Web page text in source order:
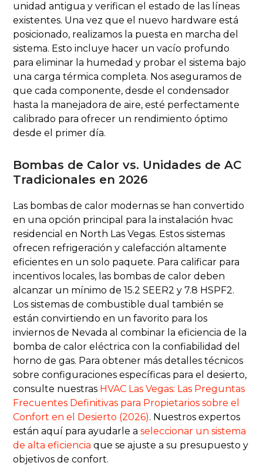
unidad antigua y verifican el estado de las líneas
existentes. Una vez que el nuevo hardware está
posicionado, realizamos la puesta en marcha del
sistema. Esto incluye hacer un vacío profundo
para eliminar la humedad y probar el sistema bajo
una carga térmica completa. Nos aseguramos de
que cada componente, desde el condensador
hasta la manejadora de aire, esté perfectamente
calibrado para ofrecer un rendimiento óptimo
desde el primer día.
Bombas de Calor vs. Unidades de AC
Tradicionales en 2026
Las bombas de calor modernas se han convertido
en una opción principal para la instalación hvac
residencial en North Las Vegas. Estos sistemas
ofrecen refrigeración y calefacción altamente
eficientes en un solo paquete. Para calificar para
incentivos locales, las bombas de calor deben
alcanzar un mínimo de 15.2 SEER2 y 7.8 HSPF2.
Los sistemas de combustible dual también se
están convirtiendo en un favorito para los
inviernos de Nevada al combinar la eficiencia de la
bomba de calor eléctrica con la confiabilidad del
horno de gas. Para obtener más detalles técnicos
sobre configuraciones específicas para el desierto,
consulte nuestras HVAC Las Vegas: Las Preguntas
Frecuentes Definitivas para Propietarios sobre el
Confort en el Desierto (2026). Nuestros expertos
están aquí para ayudarle aseleccionar un sistema
de alta eficiencia que se ajuste a su presupuesto y
objetivos de confort.